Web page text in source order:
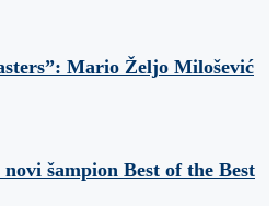
Mario Željo Milošević
šampion Best of the Best